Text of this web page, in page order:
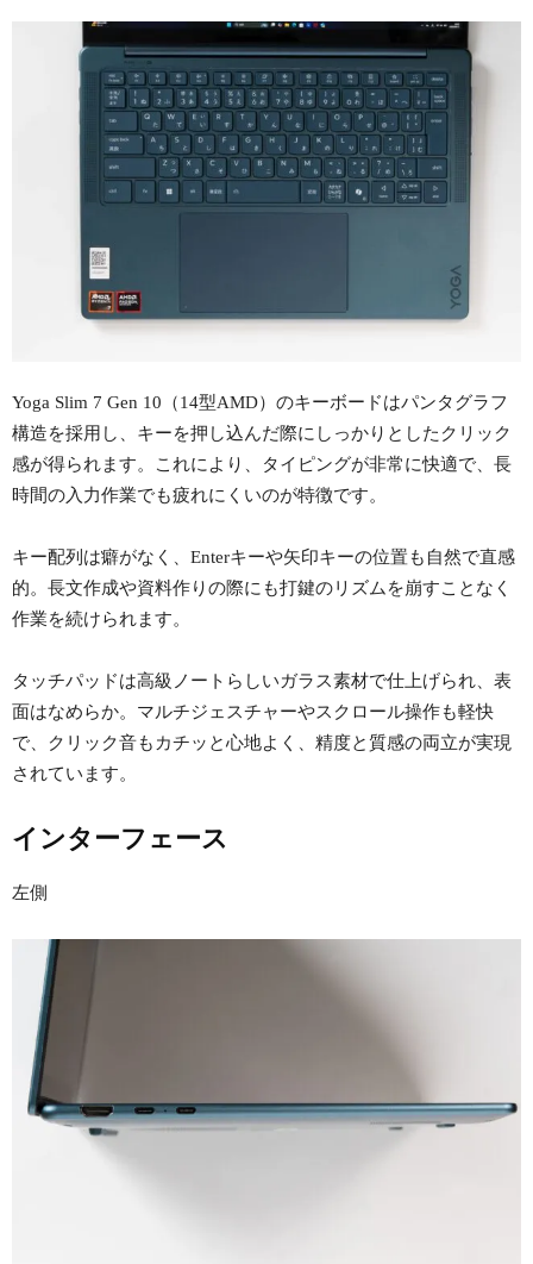
Yoga Slim 7 Gen 10（14型AMD）のキーボードはパンタグラフ
構造を採用し、キーを押し込んだ際にしっかりとしたクリック
感が得られます。これにより、タイピングが非常に快適で、長
時間の入力作業でも疲れにくいのが特徴です。
キー配列は癖がなく、Enterキーや矢印キーの位置も自然で直感
的。長文作成や資料作りの際にも打鍵のリズムを崩すことなく
作業を続けられます。
タッチパッドは高級ノートらしいガラス素材で仕上げられ、表
面はなめらか。マルチジェスチャーやスクロール操作も軽快
で、クリック音もカチッと心地よく、精度と質感の両立が実現
されています。
インターフェース
左側